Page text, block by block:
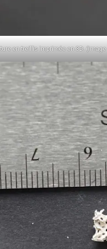
en treillis imprimée en 3D.